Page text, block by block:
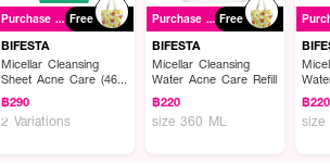
Purchase ฿350+ Free
BIFESTA
Micellar Cleansing
Sheet Acne Care (46
Sheets)
฿290
2 Variations
Purchase ฿350+ Free
BIFESTA
Micellar Cleansing
Water Acne Care Refill
฿220
size 360 ML
฿220
size